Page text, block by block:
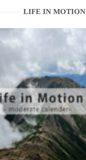
LIFE IN MOTION